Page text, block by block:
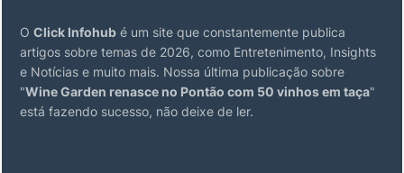
O Click Infohub é um site que constantemente publica
artigos sobre temas de 2026, como Entretenimento, Insights
e Notícias e muito mais. Nossa última publicação sobre
"Wine Garden renasce no Pontão com 50 vinhos em taça"
está fazendo sucesso, não deixe de ler.